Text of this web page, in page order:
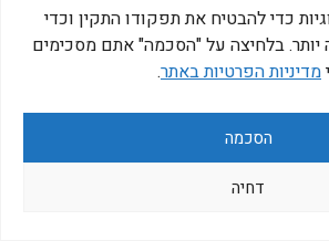
כדי להבטיח את תפקודו התקין וכדי
יותר. בלחיצה על "הסכמה" אתם מסכימים
מדיניות הפרטיות באתר.
הסכמה
דחיה
ושות משרד עו"ד -
הזכויות שמורות © 2026